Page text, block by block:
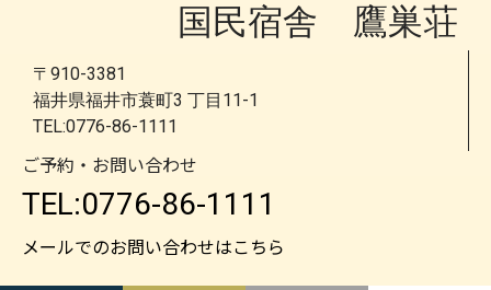
国民宿舎 鷹巣荘
〒910-3381
福井県福井市蓑町3 丁目11-1
TEL:0776-86-1111
ご予約・お問い合わせ
TEL:0776-86-1111
メールでのお問い合わせはこちら